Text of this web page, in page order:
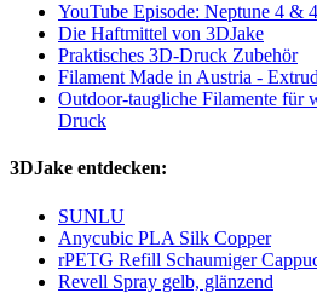
YouTube Episode: Neptune 4 &
Die Haftmittel von 3DJake
Praktisches 3D-Druck Zubehör
Filament Made in Austria -
Outdoor-taugliche Filamente für
Druck
3DJake entdecken:
SUNLU
Anycubic PLA Silk Copper
rPETG Refill Schaumiger
Revell Spray gelb, glänzend